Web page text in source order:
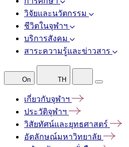
วิจัยและนวัตกรรม
ชีวิตในจุฬาฯ
บริการสังคม
สาระความรู้และข่าวสาร
On TH
เกี่ยวกับจุฬาฯ
ประวัติจุฬาฯ
วิสัยทัศน์และยุทธศาสตร์
อัตลักษณ์มหาวิทยาลัย